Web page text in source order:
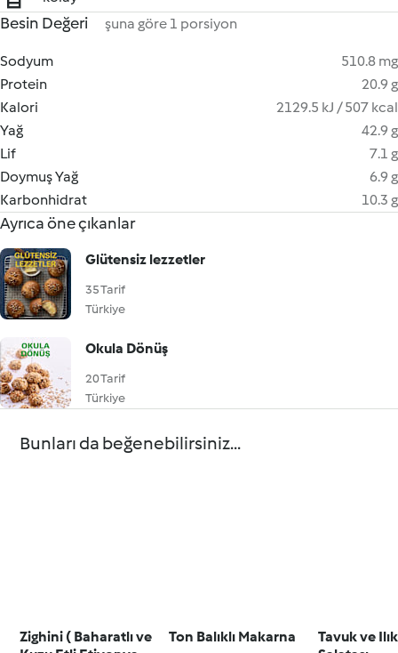
Besin Değeri şuna göre 1 porsiyon
Sodyum
510.8 mg
Protein
20.9 g
Kalori
2129.5 kJ / 507 kcal
Yağ
42.9 g
Lif
7.1 g
Doymuş Yağ
6.9 g
Karbonhidrat
10.3 g
Ayrıca öne çıkanlar
Glütensiz lezzetler
35 Tarif
Türkiye
Okula Dönüş
20 Tarif
Türkiye
Bunları da beğenebilirsiniz...
Zighini ( Baharatlı ve
Ton Balıklı Makarna
Tavuk ve